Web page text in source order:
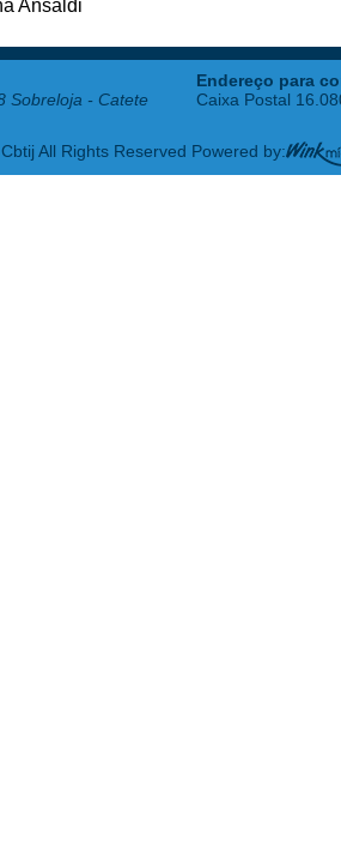
Ansaldi
Sobreloja - Catete
Endereço para
Caixa Postal
All Rights Reserved Powered by: